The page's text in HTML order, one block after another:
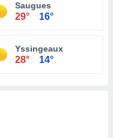
Saugues
29° 16°
Yssingeaux
28° 14°